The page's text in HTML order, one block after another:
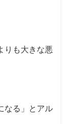
りも大きな悪
なる」とアル